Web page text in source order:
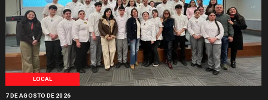
LOCAL
7 DE AGOSTO DE 2026